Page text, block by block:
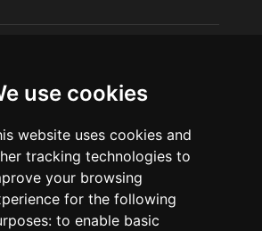
use cookies
website uses cookies and
tracking technologies to
your browsing
for the following
to enable basic